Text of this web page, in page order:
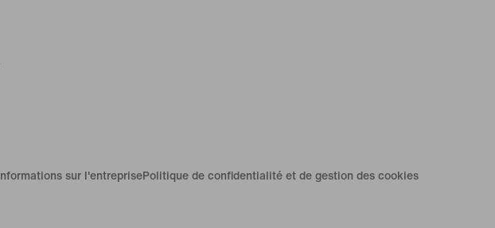
Informations sur l'entreprisePolitique de confidentialité et de gestion des cookies